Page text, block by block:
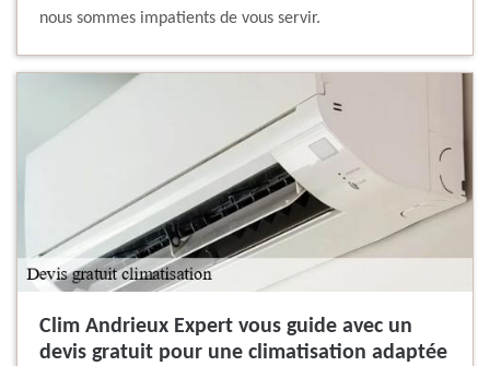
nous sommes impatients de vous servir.
Clim Andrieux Expert vous guide avec un
devis gratuit pour une climatisation adaptée